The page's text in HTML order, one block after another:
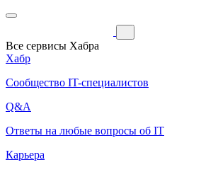
Все сервисы Хабра
Хабр
Сообщество IT-специалистов
Q&A
Ответы на любые вопросы об IT
Карьера